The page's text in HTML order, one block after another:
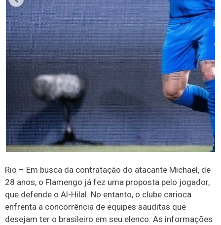
Rio – Em busca da contratação do atacante Michael, de
28 anos, o Flamengo já fez uma proposta pelo jogador,
que defende o Al-Hilal. No entanto, o clube carioca
enfrenta a concorrência de equipes sauditas que
desejam ter o brasileiro em seu elenco. As informações